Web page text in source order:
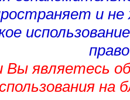
и
являетесь
на